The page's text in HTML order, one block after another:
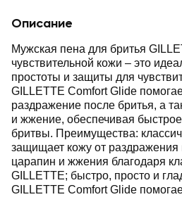
Описание
Мужская пена для бритья
чувствительной кожи – это
простоты и защиты для
GILLETTE Comfort Glide
раздражение после бритья, а
и жжение, обеспечивая
бритвы. Преимущества:
защищает кожу от раздражения
царапин и жжения благодаря
GILLETTE; быстро, просто и
GILLETTE Comfort Glide